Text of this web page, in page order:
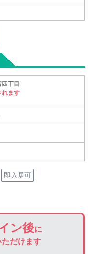
丁目
れます
即入居可
ン後に
だけます